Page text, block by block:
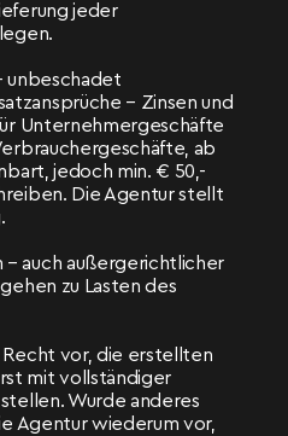
jeder
unbeschadet
– Zinsen und
Unternehmergeschäfte
ab
jedoch min. € 50,-
Die Agentur stellt
– auch außergerichtlicher
zu Lasten des
Recht vor, die erstellten
mit vollständiger
stellen. Wurde anderes
Agentur wiederum vor,